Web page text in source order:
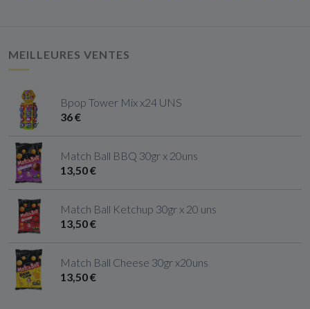
MEILLEURES VENTES
Bpop Tower Mix x24 UNS
36 €
Match Ball BBQ 30gr x 20uns
13,50 €
Match Ball Ketchup 30gr x 20 uns
13,50 €
Match Ball Cheese 30gr x20uns
13,50 €